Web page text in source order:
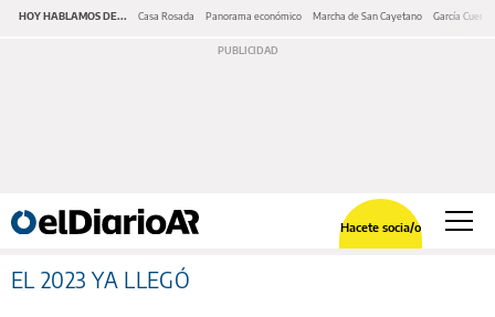
HOY HABLAMOS DE... Casa Rosada Panorama económico Marcha de San Cayetano García Cuerva
Hacete socia/o
EL 2023 YA LLEGÓ